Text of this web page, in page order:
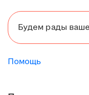
Будем рады
Помощь